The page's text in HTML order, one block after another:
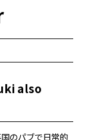
also
のパブで日常的